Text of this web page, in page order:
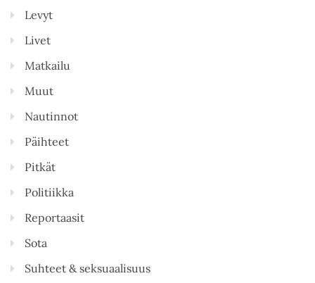
Levyt
Livet
Matkailu
Muut
Nautinnot
Päihteet
Pitkät
Politiikka
Reportaasit
Sota
Suhteet & seksuaalisuus